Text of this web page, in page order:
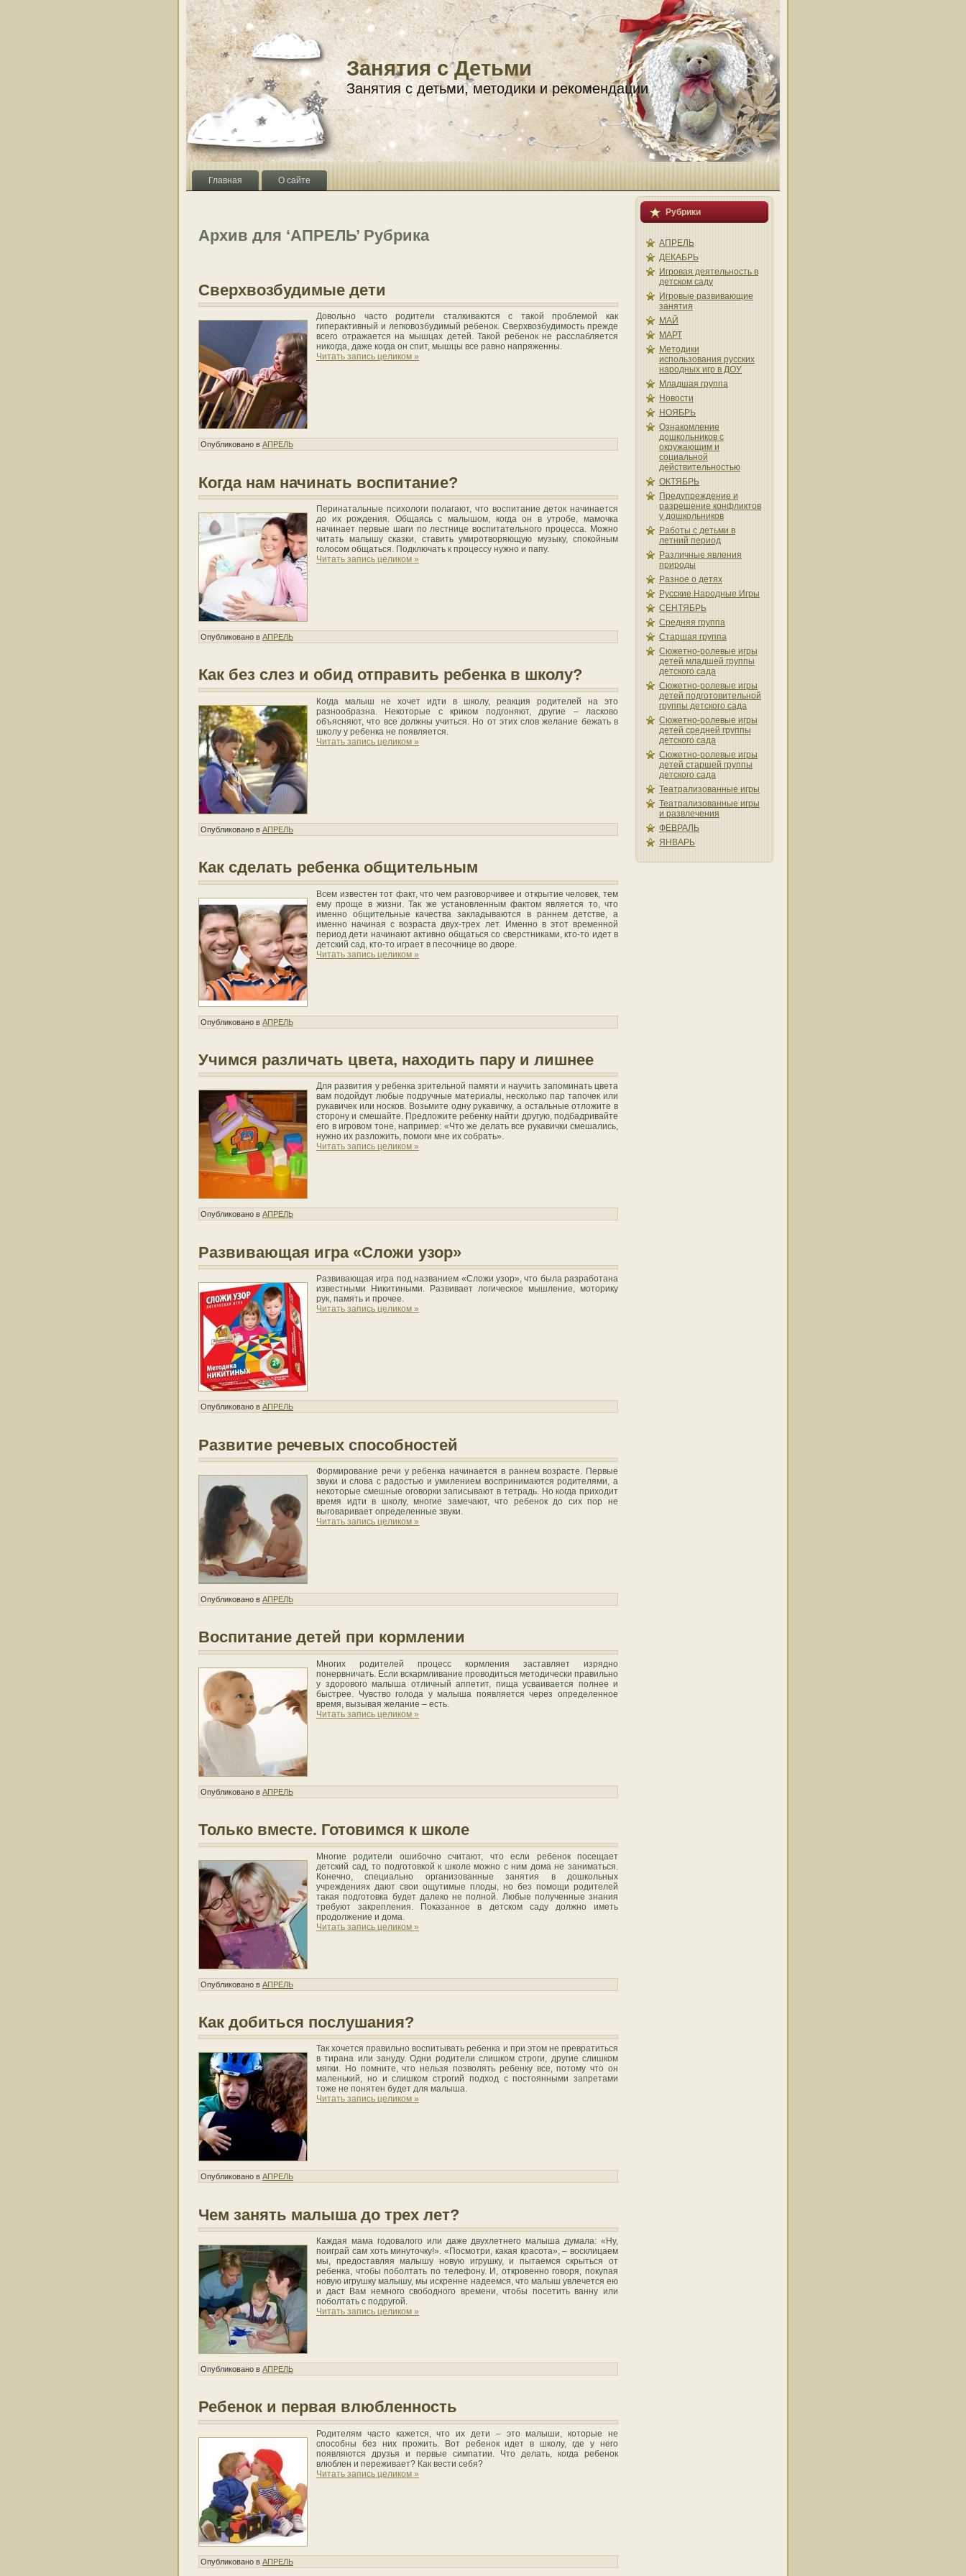
Занятия с Детьми
Занятия с детьми, методики и рекомендации
Главная О сайте
Архив для ‘АПРЕЛЬ’ Рубрика
Сверхвозбудимые дети
Довольно часто родители сталкиваются с такой проблемой как
гиперактивный и легковозбудимый ребенок. Сверхвозбудимость прежде
всего отражается на мышцах детей. Такой ребенок не расслабляется
никогда, даже когда он спит, мышцы все равно напряженны.
Читать запись целиком »
Опубликовано в АПРЕЛЬ
Когда нам начинать воспитание?
Перинатальные психологи полагают, что воспитание деток начинается
до их рождения. Общаясь с малышом, когда он в утробе, мамочка
начинает первые шаги по лестнице воспитательного процесса. Можно
читать малышу сказки, ставить умиротворяющую музыку, спокойным
голосом общаться. Подключать к процессу нужно и папу.
Читать запись целиком »
Опубликовано в АПРЕЛЬ
Как без слез и обид отправить ребенка в школу?
Когда малыш не хочет идти в школу, реакция родителей на это
разнообразна. Некоторые с криком подгоняют, другие – ласково
объясняют, что все должны учиться. Но от этих слов желание бежать в
школу у ребенка не появляется.
Читать запись целиком »
Опубликовано в АПРЕЛЬ
Как сделать ребенка общительным
Всем известен тот факт, что чем разговорчивее и открытие человек, тем
ему проще в жизни. Так же установленным фактом является то, что
именно общительные качества закладываются в раннем детстве, а
именно начиная с возраста двух-трех лет. Именно в этот временной
период дети начинают активно общаться со сверстниками, кто-то идет в
детский сад, кто-то играет в песочнице во дворе.
Читать запись целиком »
Опубликовано в АПРЕЛЬ
Учимся различать цвета, находить пару и лишнее
Для развития у ребенка зрительной памяти и научить запоминать цвета
вам подойдут любые подручные материалы, несколько пар тапочек или
рукавичек или носков. Возьмите одну рукавичку, а остальные отложите в
сторону и смешайте. Предложите ребенку найти другую, подбадривайте
его в игровом тоне, например: «Что же делать все рукавички смешались,
нужно их разложить, помоги мне их собрать».
Читать запись целиком »
Опубликовано в АПРЕЛЬ
Развивающая игра «Сложи узор»
Развивающая игра под названием «Сложи узор», что была разработана
известными Никитиными. Развивает логическое мышление, моторику
рук, память и прочее.
Читать запись целиком »
Опубликовано в АПРЕЛЬ
Развитие речевых способностей
Формирование речи у ребенка начинается в раннем возрасте. Первые
звуки и слова с радостью и умилением воспринимаются родителями, а
некоторые смешные оговорки записывают в тетрадь. Но когда приходит
время идти в школу, многие замечают, что ребенок до сих пор не
выговаривает определенные звуки.
Читать запись целиком »
Опубликовано в АПРЕЛЬ
Воспитание детей при кормлении
Многих родителей процесс кормления заставляет изрядно
понервничать. Если вскармливание проводиться методически правильно
у здорового малыша отличный аппетит, пища усваивается полнее и
быстрее. Чувство голода у малыша появляется через определенное
время, вызывая желание – есть.
Читать запись целиком »
Опубликовано в АПРЕЛЬ
Только вместе. Готовимся к школе
Многие родители ошибочно считают, что если ребенок посещает
детский сад, то подготовкой к школе можно с ним дома не заниматься.
Конечно, специально организованные занятия в дошкольных
учреждениях дают свои ощутимые плоды, но без помощи родителей
такая подготовка будет далеко не полной. Любые полученные знания
требуют закрепления. Показанное в детском саду должно иметь
продолжение и дома.
Читать запись целиком »
Опубликовано в АПРЕЛЬ
Как добиться послушания?
Так хочется правильно воспитывать ребенка и при этом не превратиться
в тирана или зануду. Одни родители слишком строги, другие слишком
мягки. Но помните, что нельзя позволять ребенку все, потому что он
маленький, но и слишком строгий подход с постоянными запретами
тоже не понятен будет для малыша.
Читать запись целиком »
Опубликовано в АПРЕЛЬ
Чем занять малыша до трех лет?
Каждая мама годовалого или даже двухлетнего малыша думала: «Ну,
поиграй сам хоть минуточку!». «Посмотри, какая красота», – восклицаем
мы, предоставляя малышу новую игрушку, и пытаемся скрыться от
ребенка, чтобы поболтать по телефону. И, откровенно говоря, покупая
новую игрушку малышу, мы искренне надеемся, что малыш увлечется ею
и даст Вам немного свободного времени, чтобы посетить ванну или
поболтать с подругой.
Читать запись целиком »
Опубликовано в АПРЕЛЬ
Ребенок и первая влюбленность
Родителям часто кажется, что их дети – это малыши, которые не
способны без них прожить. Вот ребенок идет в школу, где у него
появляются друзья и первые симпатии. Что делать, когда ребенок
влюблен и переживает? Как вести себя?
Читать запись целиком »
Опубликовано в АПРЕЛЬ
Рубрики
АПРЕЛЬ
ДЕКАБРЬ
Игровая деятельность в
детском саду
Игровые развивающие
занятия
МАЙ
МАРТ
Методики
использования русских
народных игр в ДОУ
Младшая группа
Новости
НОЯБРЬ
Ознакомление
дошкольников с
окружающим и
социальной
действительностью
ОКТЯБРЬ
Предупреждение и
разрешение конфликтов
у дошкольников
Работы с детьми в
летний период
Различные явления
природы
Разное о детях
Русские Народные Игры
СЕНТЯБРЬ
Средняя группа
Старшая группа
Сюжетно-ролевые игры
детей младшей группы
детского сада
Сюжетно-ролевые игры
детей подготовительной
группы детского сада
Сюжетно-ролевые игры
детей средней группы
детского сада
Сюжетно-ролевые игры
детей старшей группы
детского сада
Театрализованные игры
Театрализованные игры
и развлечения
ФЕВРАЛЬ
ЯНВАРЬ